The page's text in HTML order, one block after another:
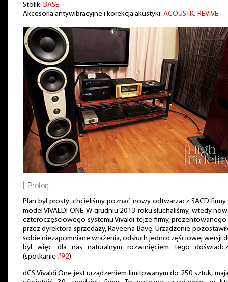
Stolik: BASE
Akcesoria antywibracyjne i korekcja akustyki: ACOUSTIC REVIVE
| Prolog
Plan był prosty: chcieliśmy poznać nowy odtwarzacz SACD firmy
model VIVALDI ONE. W grudniu 2013 roku słuchaliśmy, wtedy
czteroczęściowego systemu Vivaldi tejże firmy, prezentowanego
przez dyrektora sprzedaży, Raveena Bavę. Urządzenie
sobie niezapomniane wrażenia, odsłuch jednoczęściowej wersji
był więc dla nas naturalnym rozwinięciem tego
(spotkanie #92).
dCS Vivaldi One jest urządzeniem limitowanym do 250 sztuk,